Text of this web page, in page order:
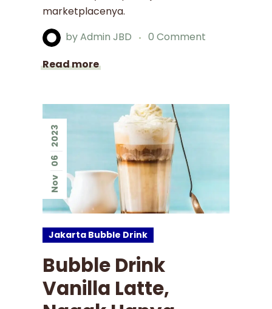
marketplacenya.
byAdmin JBD
0 Comment
Read more
Nov
06
2023
Jakarta Bubble Drink
Bubble Drink
Vanilla Latte,